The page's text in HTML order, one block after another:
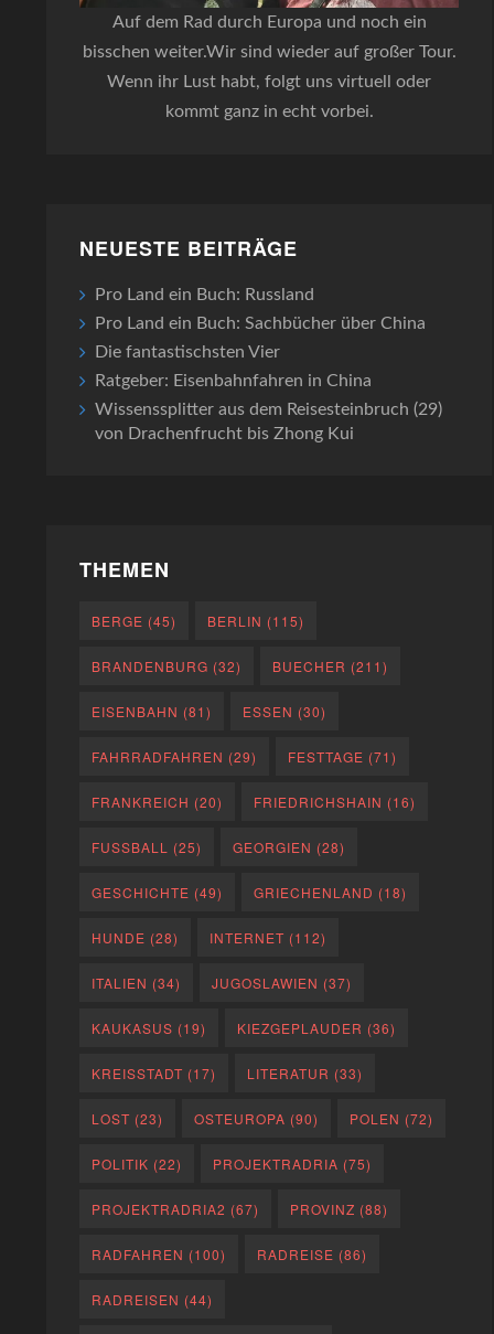
Auf dem Rad durch Europa und noch ein
bisschen weiter.Wir sind wieder auf großer Tour.
Wenn ihr Lust habt, folgt uns virtuell oder
kommt ganz in echt vorbei.
NEUESTE BEITRÄGE
Pro Land ein Buch: Russland
Pro Land ein Buch: Sachbücher über China
Die fantastischsten Vier
Ratgeber: Eisenbahnfahren in China
Wissenssplitter aus dem Reisesteinbruch (29)
von Drachenfrucht bis Zhong Kui
THEMEN
BERGE (45) BERLIN (115)
BRANDENBURG (32) BUECHER (211)
EISENBAHN (81) ESSEN (30)
FAHRRADFAHREN (29) FESTTAGE (71)
FRANKREICH (20) FRIEDRICHSHAIN (16)
FUSSBALL (25) GEORGIEN (28)
GESCHICHTE (49) GRIECHENLAND (18)
HUNDE (28) INTERNET (112)
ITALIEN (34) JUGOSLAWIEN (37)
KAUKASUS (19) KIEZGEPLAUDER (36)
KREISSTADT (17) LITERATUR (33)
LOST (23) OSTEUROPA (90) POLEN (72)
POLITIK (22) PROJEKTRADRIA (75)
PROJEKTRADRIA2 (67) PROVINZ (88)
RADFAHREN (100) RADREISE (86)
RADREISEN (44)